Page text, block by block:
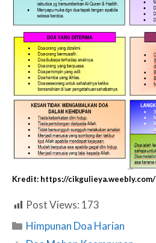
Kredit: https://cikgulieya.weebly.com/
Post Views: 173
Categories
Himpunan Doa Harian